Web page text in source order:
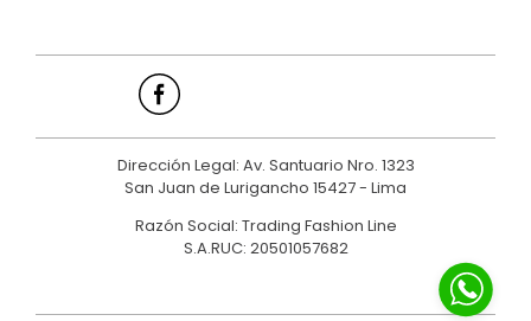
Dirección Legal: Av. Santuario Nro. 1323
San Juan de Lurigancho 15427 - Lima
Razón Social: Trading Fashion Line
S.A.RUC: 20501057682